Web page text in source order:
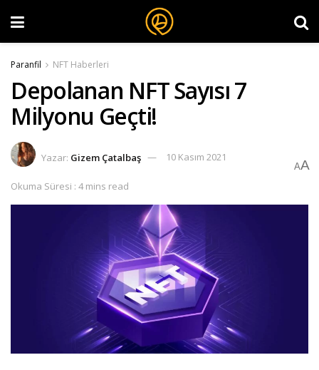
Paranfil NFT Haberleri
Depolanan NFT Sayısı 7
Milyonu Geçti!
Yazar: Gizem Çatalbaş 10 Kasım 2021
Okuma Süresi : 4 mins read
AA